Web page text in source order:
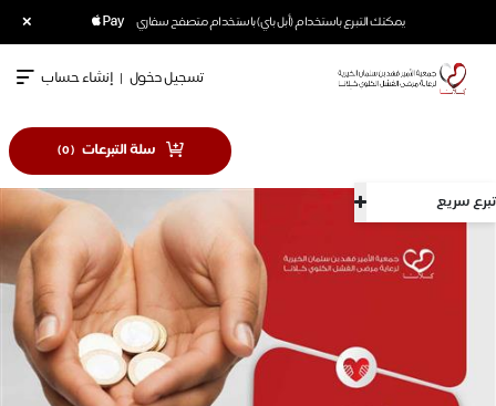
يمكنك التبرع باستخدام (أبل باي) باستخدام متصفح سفاري ×
تبرع سريع
تسجيل دخول | إنشاء حساب
سلة التبرعات (
0
)